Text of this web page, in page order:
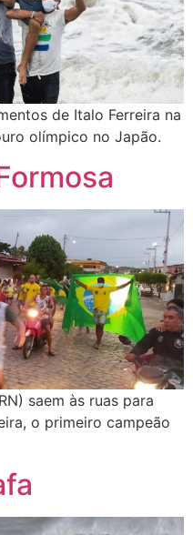
de Italo Ferreira na
olímpico no Japão.
saem às ruas para
o primeiro campeão